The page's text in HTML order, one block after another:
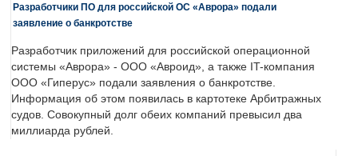
Разработчики ПО для российской ОС «Аврора» подали
заявление о банкротстве
Разработчик приложений для российской операционной
системы «Аврора» - ООО «Авроид», а также IT-компания
ООО «Гиперус» подали заявления о банкротстве.
Информация об этом появилась в картотеке Арбитражных
судов. Совокупный долг обеих компаний превысил два
миллиарда рублей.